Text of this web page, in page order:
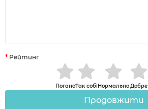
Рейтинг
ПоганоТак собіНормальноДобре
Продовжити